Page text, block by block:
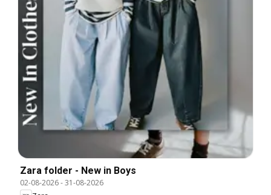
Zara folder - New in Boys
02-08-2026-31-08-2026